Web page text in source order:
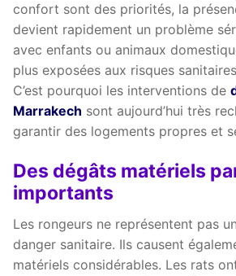
confort sont des priorités, la
devient rapidement un problème
avec enfants ou animaux
plus exposées aux risques
C’est pourquoi les interventions de
Marrakech sont aujourd’hui très
garantir des logements propres et
Des dégâts matériels
importants
Les rongeurs ne représentent pas
danger sanitaire. Ils causent
matériels considérables. Les rats